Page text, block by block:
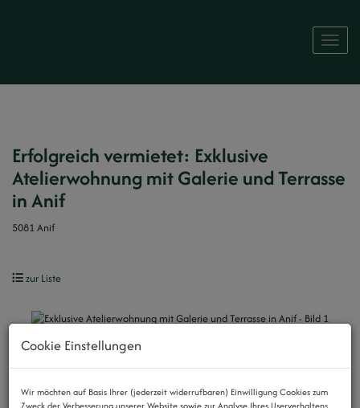
Erfolgreich vermietet: Exklusive
Atelierwohnung mit Galerie und Terrasse
in Anif
5081 Anif
zur Liste
Cookie Einstellungen
Wir möchten auf Basis Ihrer (jederzeit widerrufbaren) Einwilligung Cookies zum
Zweck der Verbesserung unserer Website sowie zur Analyse Ihres Userverhaltens